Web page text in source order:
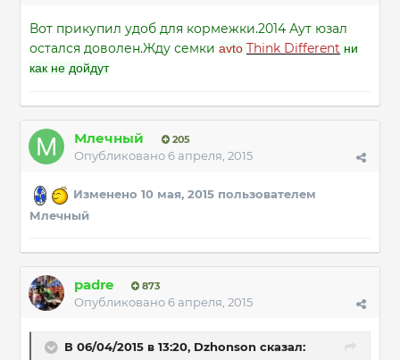
Вот прикупил удоб для кормежки.2014 Аут юзал
остался доволен.Жду семки avto Think Different ни
как не дойдут
Млечный 205
Опубликовано6 апреля, 2015
Изменено 10 мая, 2015 пользователем
Млечный
padre 873
Опубликовано6 апреля, 2015
В 06/04/2015 в 13:20, Dzhonson сказал: